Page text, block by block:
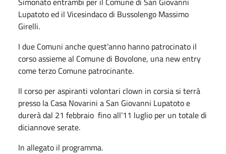
Lupatoto ed il Vicesindaco di Bussolengo Massimo
Girelli.
I due Comuni anche quest’anno hanno patrocinato il
corso assieme al Comune di Bovolone, una new entry
come terzo Comune patrocinante.
Il corso per aspiranti volontari clown in corsia si terrà
presso la Casa Novarini a San Giovanni Lupatoto e
durerà dal 21 febbraio fino all’11 luglio per un totale di
diciannove serate.
In allegato il programma.